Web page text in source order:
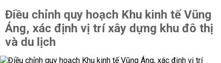
Điều chỉnh quy hoạch Khu kinh tế Vũng
Áng, xác định vị trí xây dựng khu đô thị
và du lịch